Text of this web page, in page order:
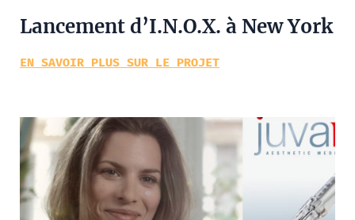
Lancement d’I.N.O.X. à New York
EN SAVOIR PLUS SUR LE PROJET